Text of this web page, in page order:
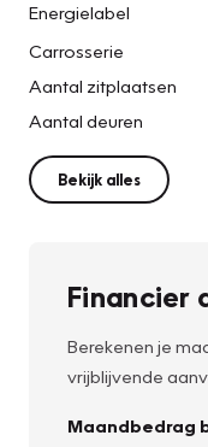
Energielabel
Carrosserie
Aantal zitplaatsen
Aantal deuren
Bekijk alles
Financier
Berekenen je
vrijblijvende
Maandbedrag